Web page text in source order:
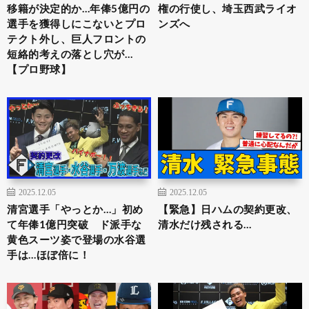
移籍が決定的か…年俸5億円の
選手を獲得しにこないとプロ
テクト外し、巨人フロントの
短絡的考えの落とし穴が…
【プロ野球】
権の行使し、埼玉西武ライオ
ンズへ
2025.12.05
清宮選手「やっとか…」初め
て年俸1億円突破 ド派手な
黄色スーツ姿で登場の水谷選
手は…ほぼ倍に！
2025.12.05
【緊急】日ハムの契約更改、
清水だけ残される…